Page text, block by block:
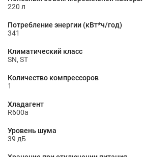
220 л
Потребление энергии (кВт*ч/год)
341
Климатический класс
SN, ST
Количество компрессоров
1
Хладагент
R600a
Уровень шума
39 дБ